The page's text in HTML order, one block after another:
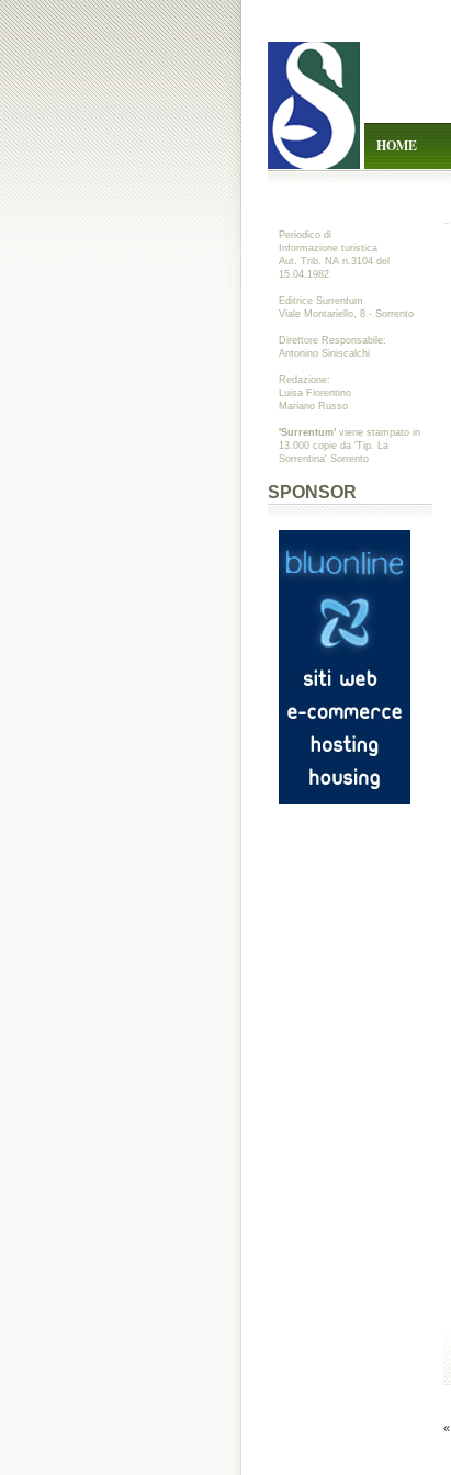
HOME
Periodico di
Informazione turistica
Aut. Trib. NA n.3104 del
15.04.1982
Editrice Surrentum
Viale Montariello, 8 - Sorrento
Direttore Responsabile:
Antonino Siniscalchi
Redazione:
Luisa Fiorentino
Mariano Russo
'Surrentum'viene stampato in
13.000 copie da 'Tip. La
Sorrentina' Sorrento
SPONSOR
«